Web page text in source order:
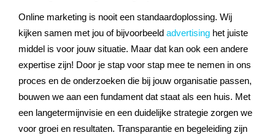
Online marketing is nooit een standaardoplossing. Wij
kijken samen met jou of bijvoorbeeld advertising het juiste
middel is voor jouw situatie. Maar dat kan ook een andere
expertise zijn! Door je stap voor stap mee te nemen in ons
proces en de onderzoeken die bij jouw organisatie passen,
bouwen we aan een fundament dat staat als een huis. Met
een langetermijnvisie en een duidelijke strategie zorgen we
voor groei en resultaten. Transparantie en begeleiding zijn